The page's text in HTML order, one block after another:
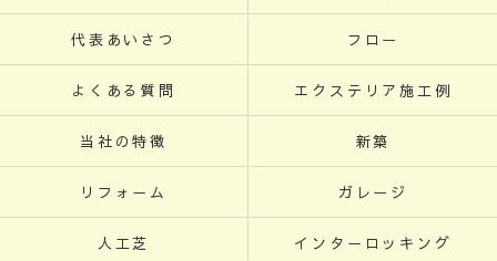
代表あいさつ フロー
よくある質問 エクステリア施工例
当社の特徴 新築
リフォーム ガレージ
人工芝 インターロッキング